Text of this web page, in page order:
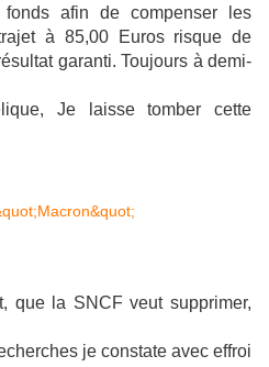
afin de compenser les
à 85,00 Euros risque de
garanti. Toujours à demi-
Je laisse tomber cette
que la SNCF veut supprimer,
je constate avec effroi